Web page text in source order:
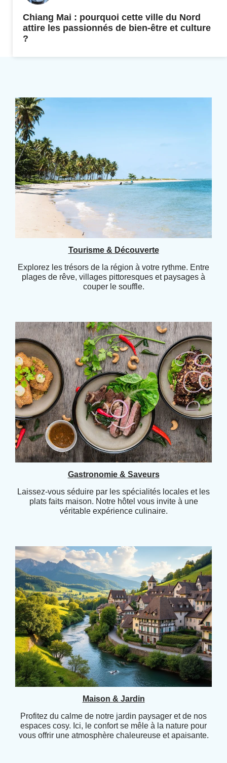
Chiang Mai : pourquoi cette ville du Nord
attire les passionnés de bien-être et culture
?
Tourisme & Découverte
Explorez les trésors de la région à votre rythme. Entre
plages de rêve, villages pittoresques et paysages à
couper le souffle.
Gastronomie & Saveurs
Laissez-vous séduire par les spécialités locales et les
plats faits maison. Notre hôtel vous invite à une
véritable expérience culinaire.
Maison & Jardin
Profitez du calme de notre jardin paysager et de nos
espaces cosy. Ici, le confort se mêle à la nature pour
vous offrir une atmosphère chaleureuse et apaisante.